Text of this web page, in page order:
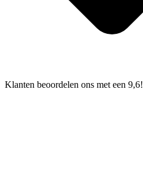
Klanten beoordelen ons met een 9,6!